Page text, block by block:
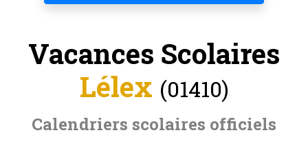
Vacances Scolaires
Lélex (01410)
Calendriers scolaires officiels